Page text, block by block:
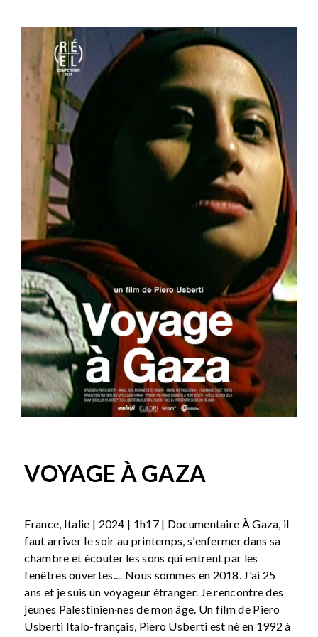
VOYAGE À GAZA
France, Italie | 2024 | 1h17 | Documentaire À Gaza, il
faut arriver le soir au printemps, s'enfermer dans sa
chambre et écouter les sons qui entrent par les
fenêtres ouvertes.... Nous sommes en 2018. J'ai 25
ans et je suis un voyageur étranger. Je rencontre des
jeunes Palestinien·nes de mon âge. Un film de Piero
Usberti Italo-français, Piero Usberti est né en 1992 à